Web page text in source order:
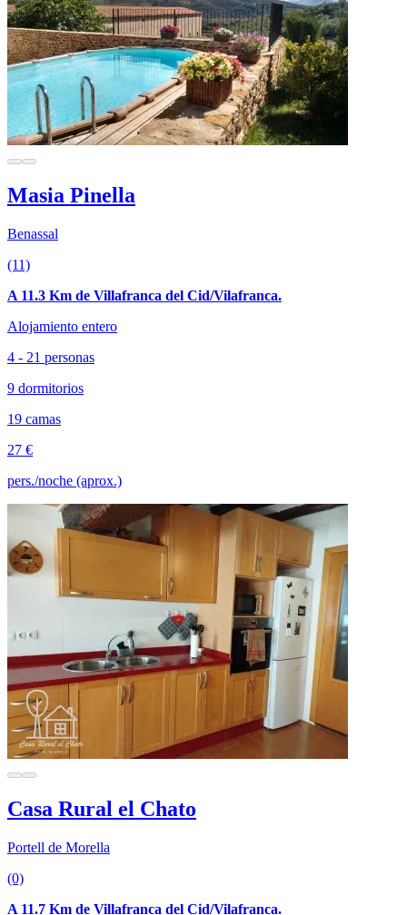
Masia Pinella
Benassal
(11)
A 11.3 Km de Villafranca del Cid/Vilafranca.
Alojamiento entero
4 - 21 personas
9 dormitorios
19 camas
27 €
pers./noche (aprox.)
Casa Rural el Chato
Portell de Morella
(0)
A 11.7 Km de Villafranca del Cid/Vilafranca.